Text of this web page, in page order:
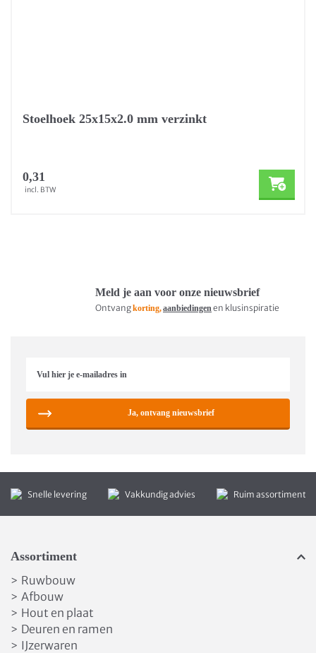
Stoelhoek 25x15x2.0 mm verzinkt
0,31
incl. BTW
Meld je aan voor onze nieuwsbrief
Ontvangkorting,aanbiedingenen klusinspiratie
Ja, ontvang nieuwsbrief
Snelle levering Vakkundig advies Ruim assortiment
Assortiment
> Ruwbouw
> Afbouw
> Hout en plaat
> Deuren en ramen
> IJzerwaren